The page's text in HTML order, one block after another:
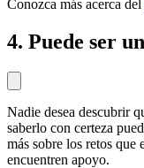
Conozca más acerca del
4. Puede ser
Nadie desea descubrir
saberlo con certeza
más sobre los retos
encuentren apoyo.